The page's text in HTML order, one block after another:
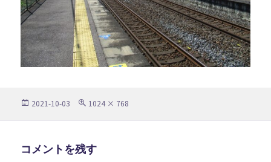
投
2021-10-03
フ
ズ
1024 × 768
コメントを残す